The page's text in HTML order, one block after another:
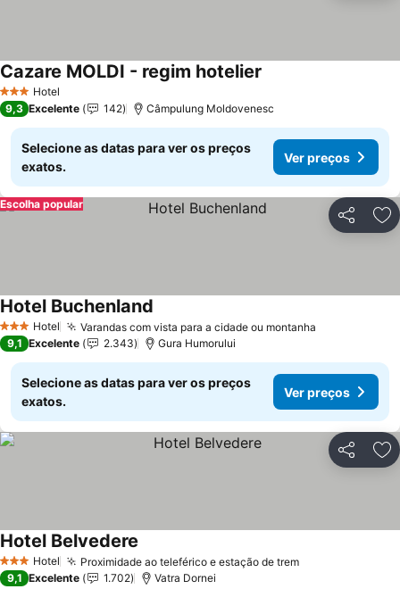
3 EstrelasHotel
Cazare MOLDI - regim hotelier
9,3 Excelente 142 Câmpulung Moldovenesc
Selecione as datas para ver os preços
exatos.
Ver preços
Partilhar
Escolha popular
3 EstrelasHotel Varandas com vista para a cidade ou montanha
Hotel Buchenland
9,1 Excelente 2.343 Gura Humorului
Selecione as datas para ver os preços
exatos.
Ver preços
Partilhar
3 EstrelasHotel Proximidade ao teleférico e estação de trem
Hotel Belvedere
9,1 Excelente 1.702 Vatra Dornei